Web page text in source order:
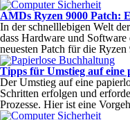
AMDs Ryzen 9000 Patch:
In der schnelllebigen Welt
dass Hardware und
neuesten Patch für die
Tipps für Umstieg auf eine
Der Umstieg auf eine
Schritten erfolgen und
Prozesse. Hier ist eine